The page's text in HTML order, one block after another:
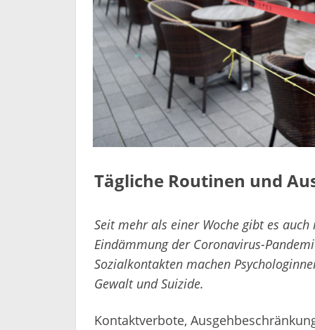
Tägliche Routinen und
Seit mehr als einer Woche gibt es
Eindämmung der Coronavirus-
Sozialkontakten machen
Gewalt und Suizide.
Kontaktverbote,